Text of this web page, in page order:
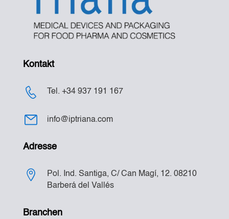
Kontakt
Tel. +34 937 191 167
info@iptriana.com
Adresse
Pol. Ind. Santiga, C/ Can Magí, 12. 08210
Barberá del Vallés
Branchen